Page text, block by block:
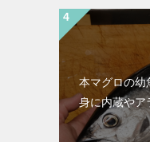
本マグロの幼
身に内蔵やア